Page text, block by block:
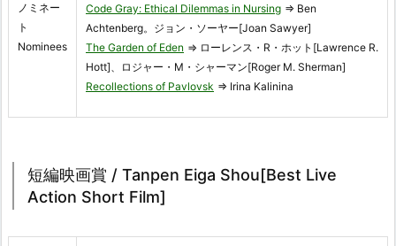
ノミネー
ト
Nominees
Code Gray: Ethical Dilemmas in Nursing ⇒ Ben
Achtenberg。ジョン・ソーヤー[Joan Sawyer]
The Garden of Eden ⇒ ローレンス・R・ホット[Lawrence R.
Hott]、ロジャー・M・シャーマン[Roger M. Sherman]
Recollections of Pavlovsk ⇒ Irina Kalinina
短編映画賞 / Tanpen Eiga Shou[Best Live
Action Short Film]